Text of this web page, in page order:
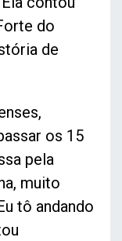
do
de
os 15
pela
muito
tô andando